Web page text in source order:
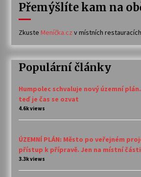
Přemýšlíte kam na
Zkuste Meníčka.cz v místních
Populární články
Humpolec schvaluje nový územní
teď je čas se ozvat
4.6k views
ÚZEMNÍ PLÁN: Město po veřejném
přístup k přípravě. Jen na místní
3.3k views